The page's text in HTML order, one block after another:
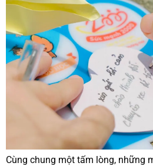
Cùng chung một tấm lòng, những